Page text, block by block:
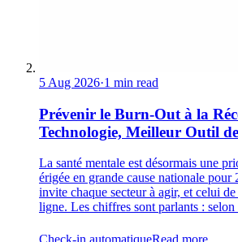
5 Aug 2026·1 min read
Prévenir le Burn-Out à la
Technologie, Meilleur Outil
La santé mentale est désormais une
érigée en grande cause nationale
invite chaque secteur à agir, et celui
ligne. Les chiffres sont parlants : selon